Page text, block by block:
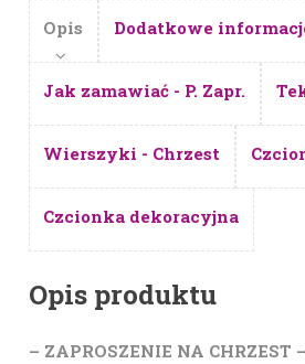
Opis Dodatkowe
Jak zamawiać - P. Zapr.
Wierszyki - Chrzest
Czcionka dekoracyjna
Opis produktu
– ZAPROSZENIE NA CHRZEST –